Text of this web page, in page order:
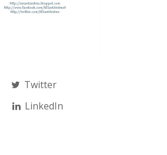
Twitter
LinkedIn